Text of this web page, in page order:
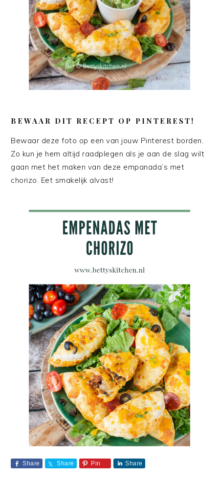
BEWAAR DIT RECEPT OP PINTEREST!
Bewaar deze foto op een van jouw Pinterest borden.
Zo kun je hem altijd raadplegen als je aan de slag wilt
gaan met het maken van deze empanada’s met
chorizo. Eet smakelijk alvast!
Share Share Pin Share